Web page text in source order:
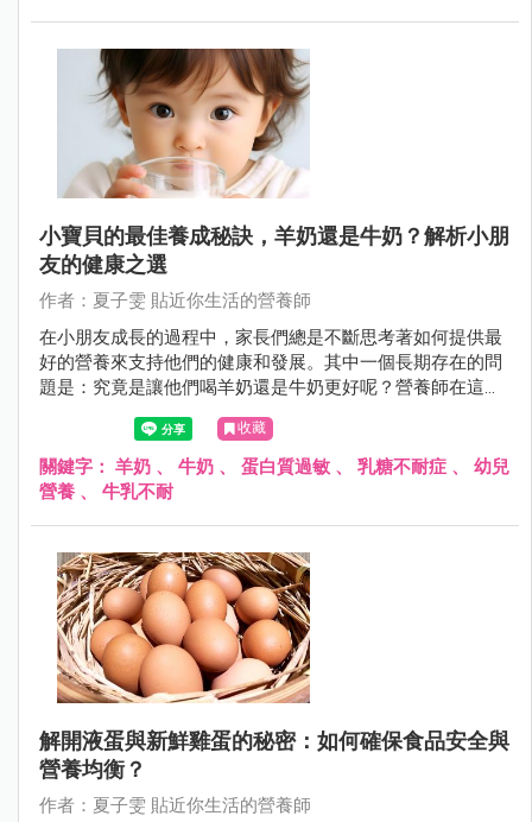
健康。父母也接受了營養師的建議，調整了她的飲食，以確
保她獲得足夠的營養，並避免食用高油脂和高糖食物。
小寶貝的最佳養成秘訣，羊奶還是牛奶？解析小朋
友的健康之選
作者：夏子雯 貼近你生活的營養師
在小朋友成長的過程中，家長們總是不斷思考著如何提供最
好的營養來支持他們的健康和發展。其中一個長期存在的問
題是：究竟是讓他們喝羊奶還是牛奶更好呢？營養師在這篇
文章中為我們提供了一個深入的分析，以幫助父母們做出明
收藏
關鍵字： 羊奶 、 牛奶 、 蛋白質過敏 、 乳糖不耐症 、 幼兒
營養 、 牛乳不耐
解開液蛋與新鮮雞蛋的秘密：如何確保食品安全與
營養均衡？
作者：夏子雯 貼近你生活的營養師